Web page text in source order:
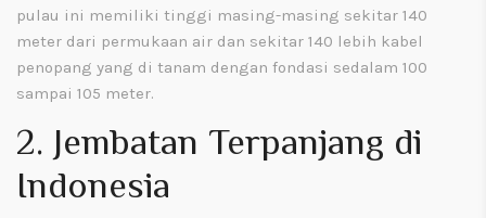
pulau ini memiliki tinggi masing-masing sekitar 140
meter dari permukaan air dan sekitar 140 lebih kabel
penopang yang di tanam dengan fondasi sedalam 100
sampai 105 meter.
2. Jembatan Terpanjang di
Indonesia